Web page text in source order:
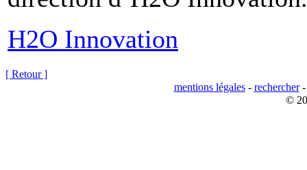
H2O Innovation
[ Retour ]
mentions légales- rechercher
©